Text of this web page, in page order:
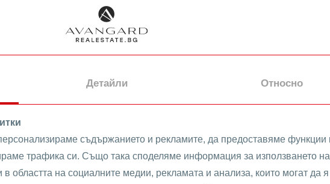
Шпакловка и
замазка
Регулация
Климатик
Бунарджика Обзаведен
Детайли Относно
съдържанието и рекламите, да предоставяме функции
трафика си. Също така споделяме информация за използването на
областта на социалните медии, рекламата и анализа, които могат да я